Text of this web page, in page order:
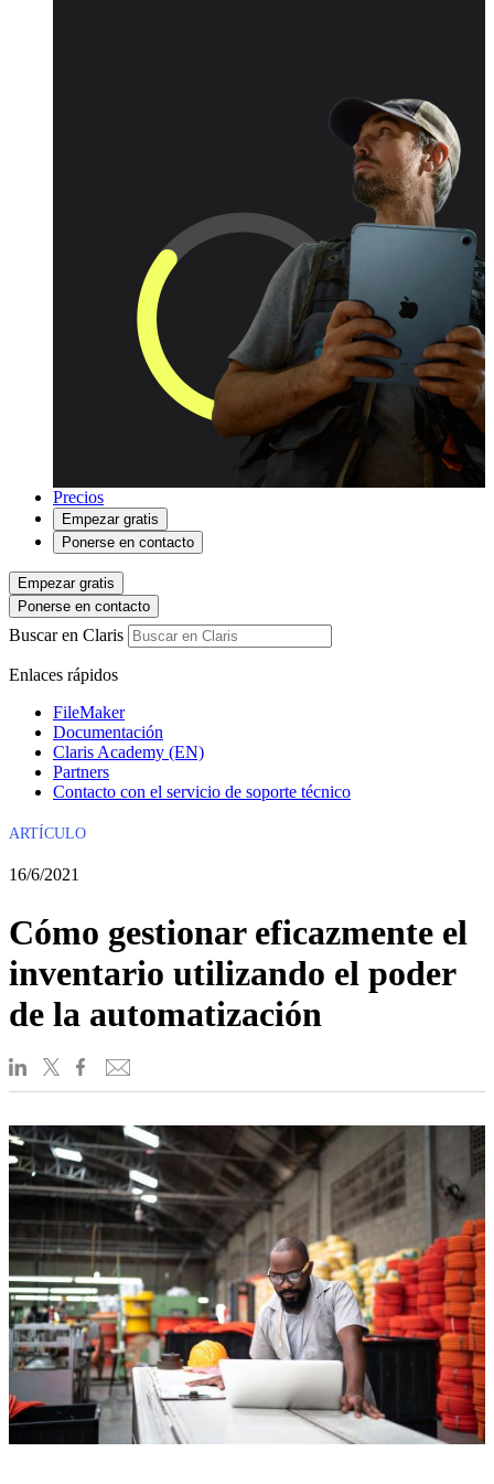
Precios
Empezar gratis
Ponerse en contacto
Empezar gratis
Ponerse en contacto
Buscar en Claris
Enlaces rápidos
FileMaker
Documentación
Claris Academy (EN)
Partners
Contacto con el servicio de soporte técnico
ARTÍCULO
16/6/2021
Cómo gestionar eficazmente el
inventario utilizando el poder
de la automatización